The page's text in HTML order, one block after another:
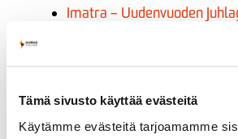
Tämä sivusto käyttää evästeitä
Käytämme evästeitä tarjoamamme
Imatra – Uudenvuoden
Arvontojen yleiset säännöt